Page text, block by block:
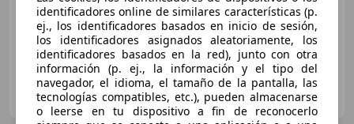
100 kW (136 CV)
OCASIONPLUS LA MAQUINISTA II
ES-08020 SANT ANDREU
identificadores online de similares características (p.
ej., los identificadores basados en inicio de sesión,
los identificadores asignados aleatoriamente, los
identificadores basados en la red), junto con otra
información (p. ej., la información y el tipo del
navegador, el idioma, el tamaño de la pantalla, las
tecnologías compatibles, etc.), pueden almacenarse
o leerse en tu dispositivo a fin de reconocerlo